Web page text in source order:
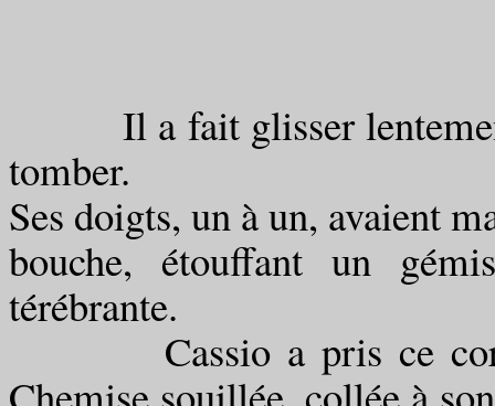
Il a fait glisser lentement
tomber.
Ses doigts, un à un, avaient
bouche, étouffant un
térébrante.
Cassio a pris ce corps